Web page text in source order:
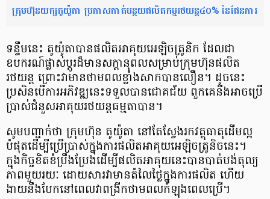
ក្រុមហ៊ុនយក្សតូយ៉ូតា ប្រកាសកាត់បន្ថយផលិតកម្មរថយន្ដ៤០% នៃផែនការ
ទន្ទឹមនេះ តូយ៉ូតាបានផលិតអាគុយអេឡិចត្រូនិក ដែលជា
ឧបករណ៍ផ្លាស់ប្តូរដ៏មានសក្តានុពលសម្រាប់ក្រុមហ៊ុនផលិត
រថយន្ត ព្រោះវាមានថាមពលខ្លាំងសាកបានលឿន។ ដូចនេះ
ប្រសិនបើការអភិវឌ្ឍនេះទទួលបានជោគជ័យ ពួកគេនឹងអាចប្រើ
ប្រាស់ជំនួសអាគុយរថយន្តធម្មតាបាន។
សូមបញ្ជាក់ថា ក្រុមហ៊ុន តូយ៉ូតា នៅតែស្វែងរកវត្ថុធាតុដើមល្អ
បំផុតដើម្បីប្រើប្រាស់ក្នុងការផលិតអាគុយអេឡិចត្រូនិចនេះ។
ក្នុងកិច្ចខិតខំប្រឹងប្រែងដើម្បីផលិតអាគុយនេះបានបាត់បង់តុល្យ
ភាពមួយរយៈ ដោយសារវាមានតំលៃថ្លៃក្នុងការផលិត ហើយ
ងាយនឹងបែកនៅពេលវាពង្រីកថាមពលកំឡុងពេលប្រើ។